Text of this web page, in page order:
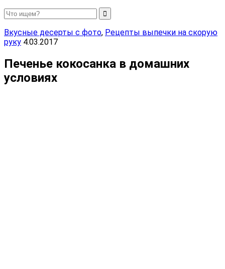
Вкусные десерты с фото, Рецепты выпечки на скорую
руку 4.03.2017
Печенье кокосанка в домашних
условиях